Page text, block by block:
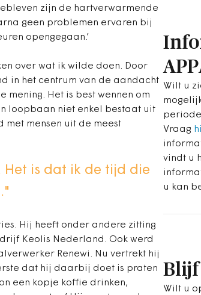
zijn de hartverwarmende
geen problemen ervaren bij
opengegaan.’
over wat ik wilde doen. Door
in het centrum van de aandacht
Het is best wennen om
loopbaan niet enkel bestaat uit
mensen uit de meest
is dat ik de tijd die
Hij heeft onder andere zitting
Keolis Nederland. Ook werd
Renewi. Nu vertrekt hij
dat hij daarbij doet is praten
een kopje koffie drinken,
Wilt u
Vraag
vindt u
u kan
Blijf
Wilt u